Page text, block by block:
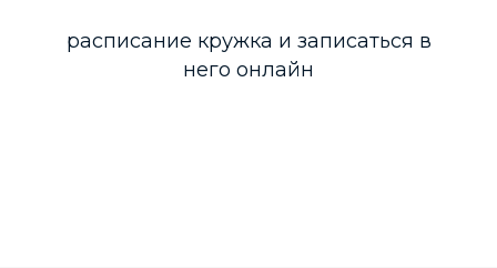
расписание кружка и записаться в
него онлайн